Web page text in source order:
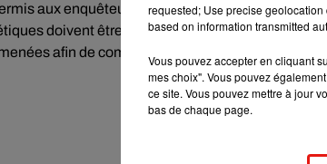
aux enquêteurs d'établir un quelconque lien
doivent être réalisées afin de tenter
afin de comprendre les circonstances du
requested; Use precise
based on information transmitted
Vous pouvez accepter en cliquant
mes choix". Vous pouvez
ce site. Vous pouvez mettre à jour
bas de chaque page.